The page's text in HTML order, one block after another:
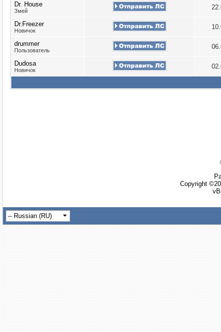
Dr. House
Змей
Dr.Freezer
Новичок
drummer
Пользователь
Dudosa
Новичок
Copyright